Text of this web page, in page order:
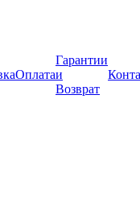
Оплата
Гарантии
и
Возврат